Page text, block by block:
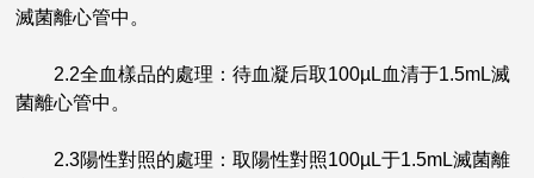
滅菌離心管中。
2.2全血樣品的處理：待血凝后取100µL血清于1.5mL滅
菌離心管中。
2.3陽性對照的處理：取陽性對照100µL于1.5mL滅菌離